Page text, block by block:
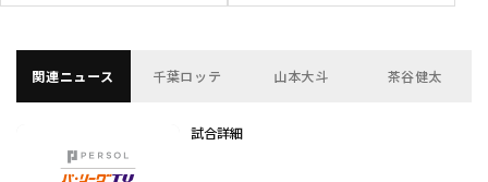
関連ニュース 千葉ロッテ 山本大斗 茶谷健太
試合詳細